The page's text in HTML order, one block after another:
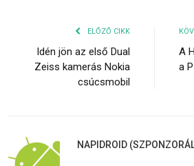
ELŐZŐ CIKK
Idén jön az első Dual
Zeiss kamerás Nokia
csúcsmobil
A
a
NAPIDROID